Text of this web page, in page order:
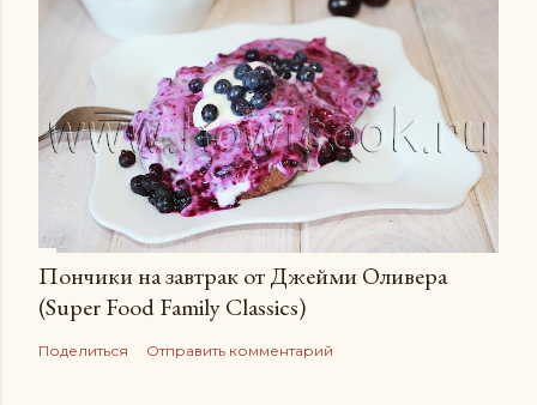
Пончики на завтрак от Джейми Оливера
(Super Food Family Сlassics)
Поделиться Отправить комментарий